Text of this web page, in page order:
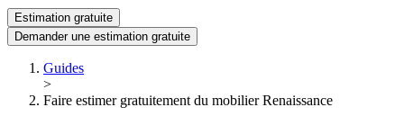
Estimation gratuite
Demander une estimation gratuite
Guides
>
Faire estimer gratuitement du mobilier Renaissance